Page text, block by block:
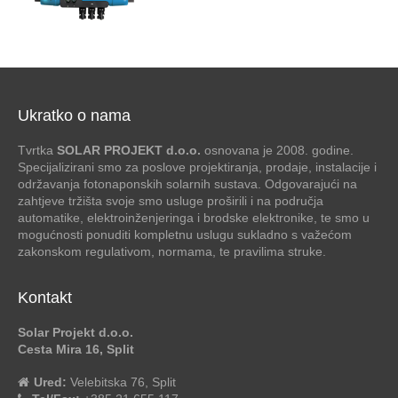
Ukratko o nama
Tvrtka SOLAR PROJEKT d.o.o. osnovana je 2008. godine.
Specijalizirani smo za poslove projektiranja, prodaje, instalacije i
održavanja fotonaponskih solarnih sustava. Odgovarajući na
zahtjeve tržišta svoje smo usluge proširili i na područja
automatike, elektroinženjeringa i brodske elektronike, te smo u
mogućnosti ponuditi kompletnu uslugu sukladno s važećom
zakonskom regulativom, normama, te pravilima struke.
Kontakt
Solar Projekt d.o.o.
Cesta Mira 16, Split
Ured: Velebitska 76, Split